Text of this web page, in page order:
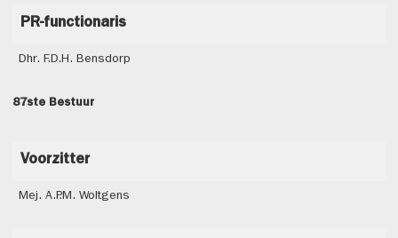
PR-functionaris
Dhr. F.D.H. Bensdorp
87ste Bestuur
Voorzitter
Mej. A.P.M. Woltgens